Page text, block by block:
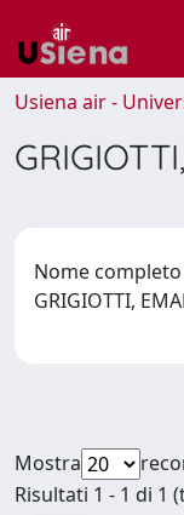
Usiena air -
Nome completo
GRIGIOTTI,
Mostra
Risultati 1 - 1 di 1